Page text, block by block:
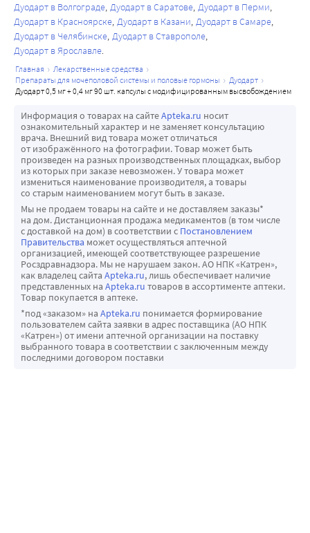
Дуодарт в Волгограде Дуодарт в Саратове Дуодарт в Перми
Дуодарт в Красноярске Дуодарт в Казани Дуодарт в Самаре
Дуодарт в Челябинске Дуодарт в Ставрополе
Дуодарт в Ярославле
главная
лекарственные средства
препараты для мочеполовой системы и половые гормоны
дуодарт
дуодарт 0,5 мг + 0,4 мг 90 шт. капсулы с модифицированным высвобождением
Информация о товарах на сайтеApteka.ru носит
ознакомительный характер и не заменяет консультацию
врача. Внешний вид товара может отличаться
от изображённого на фотографии. Товар может быть
произведен на разных производственных площадках, выбор
из которых при заказе невозможен. У товара может
измениться наименование производителя, а товары
со старым наименованием могут быть в заказе.
Мы не продаем товары на сайте и не доставляем заказы*
на дом. Дистанционная продажа медикаментов (в том числе
с доставкой на дом) в соответствии с Постановлением
Правительства может осуществляться аптечной
организацией, имеющей соответствующее разрешение
Росздравнадзора. Мы не нарушаем закон. АО НПК «Катрен»,
как владелец сайта Apteka.ru, лишь обеспечивает наличие
представленных на Apteka.ru товаров в ассортименте аптеки.
Товар покупается в аптеке.
*под «заказом» на Apteka.ru понимается формирование
пользователем сайта заявки в адрес поставщика (АО НПК
«Катрен») от имени аптечной организации на поставку
выбранного товара в соответствии с заключенным между
последними договором поставки